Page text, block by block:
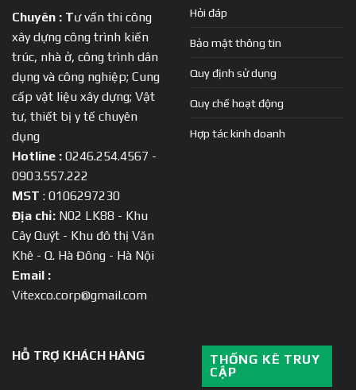
Chuyên : Tư vấn thi công
xây dựng công trình kiến
trúc, nhà ở, công trình dân
dụng và công nghiệp; Cung
cấp vật liệu xây dựng; Vật
tư, thiết bị y tế chuyên
dụng
Hotline : 0246.254.4567 -
0903.557.222
MST : 0106297230
Địa chỉ: N02 LK88 - Khu
Cây Quýt - Khu đô thị Văn
Khê - Q. Hà Đông - Hà Nội
Email :
Vitexco.corp@gmail.com
Hỏi đáp
Bảo mật thông tin
Quy định sử dụng
Quy chế hoạt động
Hợp tác kinh doanh
HỖ TRỢ KHÁCH HÀNG
THỐNG KÊ TRUY
CẬP